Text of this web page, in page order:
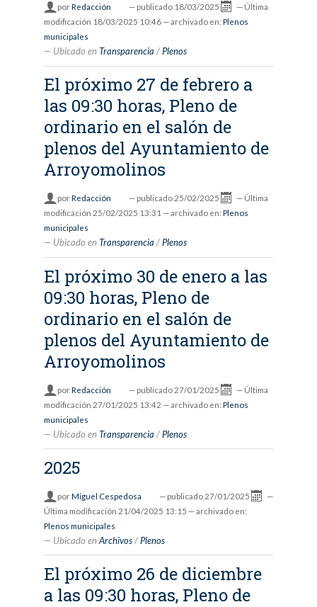
porRedacción — publicado 18/03/2025 — Última
modificación 18/03/2025 10:46 — archivado en: Plenos
municipales
Ubicado en Transparencia /Plenos
El próximo 27 de febrero a
las 09:30 horas, Pleno de
ordinario en el salón de
plenos del Ayuntamiento de
Arroyomolinos
porRedacción — publicado 25/02/2025 — Última
modificación 25/02/2025 13:31 — archivado en: Plenos
municipales
Ubicado en Transparencia /Plenos
El próximo 30 de enero a las
09:30 horas, Pleno de
ordinario en el salón de
plenos del Ayuntamiento de
Arroyomolinos
porRedacción — publicado 27/01/2025 — Última
modificación 27/01/2025 13:42 — archivado en: Plenos
municipales
Ubicado en Transparencia /Plenos
2025
porMiguel Cespedosa — publicado 27/01/2025
—
Última modificación 21/04/2025 13:15 — archivado en:
Plenos municipales
Ubicado en Archivos /Plenos
El próximo 26 de diciembre
a las 09:30 horas, Pleno de